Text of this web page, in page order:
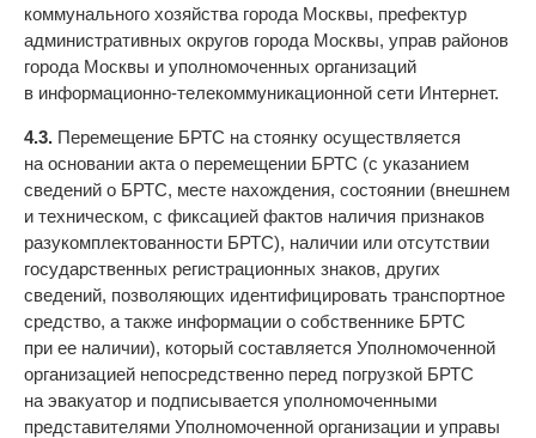
коммунального хозяйства города Москвы, префектур
административных округов города Москвы, управ районов
города Москвы и уполномоченных организаций
в информационно-телекоммуникационной сети Интернет.
4.3. Перемещение БРТС на стоянку осуществляется
на основании акта о перемещении БРТС (с указанием
сведений о БРТС, месте нахождения, состоянии (внешнем
и техническом, с фиксацией фактов наличия признаков
разукомплектованности БРТС), наличии или отсутствии
государственных регистрационных знаков, других
сведений, позволяющих идентифицировать транспортное
средство, а также информации о собственнике БРТС
при ее наличии), который составляется Уполномоченной
организацией непосредственно перед погрузкой БРТС
на эвакуатор и подписывается уполномоченными
представителями Уполномоченной организации и управы